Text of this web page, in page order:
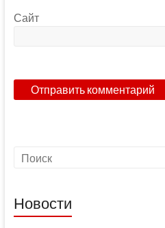
Сайт
Новости